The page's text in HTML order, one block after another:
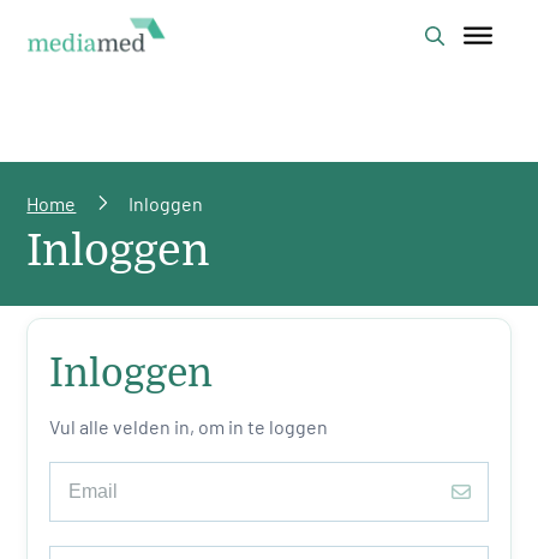
Home Inloggen
Inloggen
Inloggen
Vul alle velden in, om in te loggen